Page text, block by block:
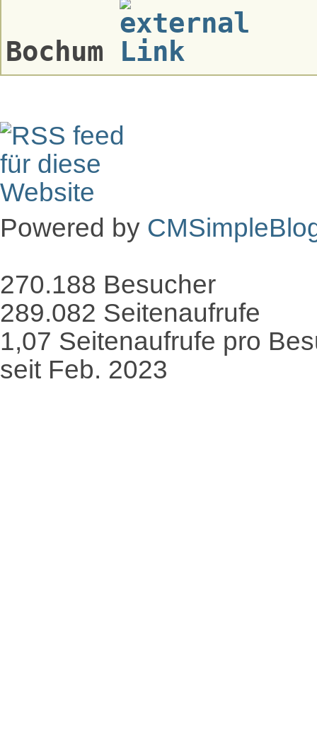
Bochum
Powered by
270.188 Besucher
289.082 Seitenaufrufe
1,07 Seitenaufrufe pro
seit Feb. 2023